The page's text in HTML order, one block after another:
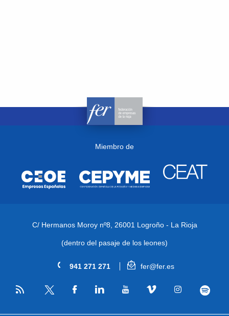
Miembro de
C/ Hermanos Moroy nº8, 26001 Logroño - La Rioja
(dentro del pasaje de los leones)
941 271 271 fer@fer.es
RSS